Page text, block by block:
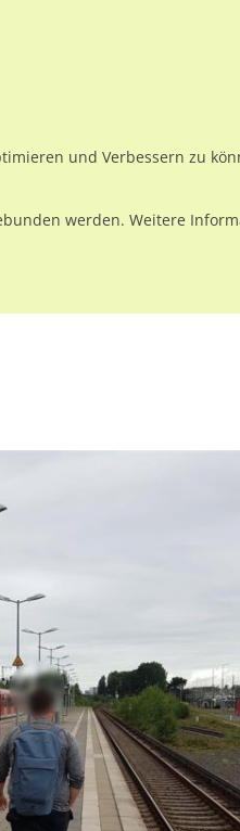
und Verbessern zu
werden. Weitere